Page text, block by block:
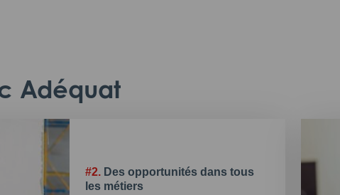
Adéquat
#2. Des opportunités dans tous
les métiers